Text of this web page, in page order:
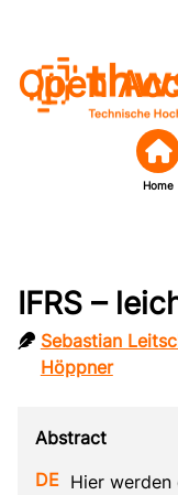
Open
Home
IFRS –
Sebastian
Höppner
Hier werden